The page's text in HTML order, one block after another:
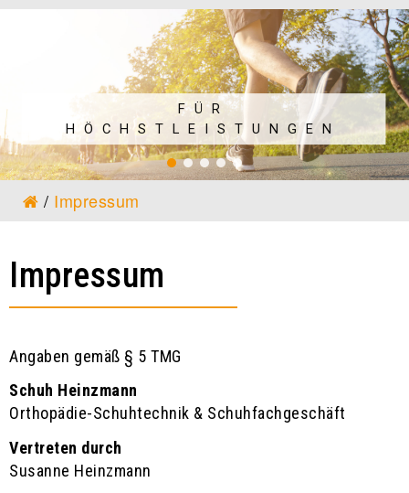
FÜR
HÖCHSTLEISTUNGEN
/ Impressum
Impressum
Angaben gemäß § 5 TMG
Schuh Heinzmann
Orthopädie-Schuhtechnik & Schuhfachgeschäft
Vertreten durch
Susanne Heinzmann